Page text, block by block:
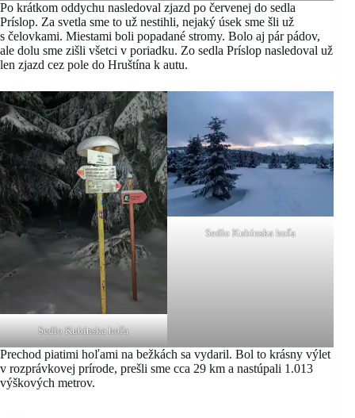
Po krátkom oddychu nasledoval zjazd po červenej do sedla
Príslop. Za svetla sme to už nestihli, nejaký úsek sme šli už
s čelovkami. Miestami boli popadané stromy. Bolo aj pár pádov,
ale dolu sme zišli všetci v poriadku. Zo sedla Príslop nasledoval už
len zjazd cez pole do Hruštína k autu.
Sedlo Kubínska hoľa
Sedlo Kubínska hoľa
Prechod piatimi hoľami na bežkách sa vydaril. Bol to krásny výlet
v rozprávkovej prírode, prešli sme cca 29 km a nastúpali 1.013
výškových metrov.